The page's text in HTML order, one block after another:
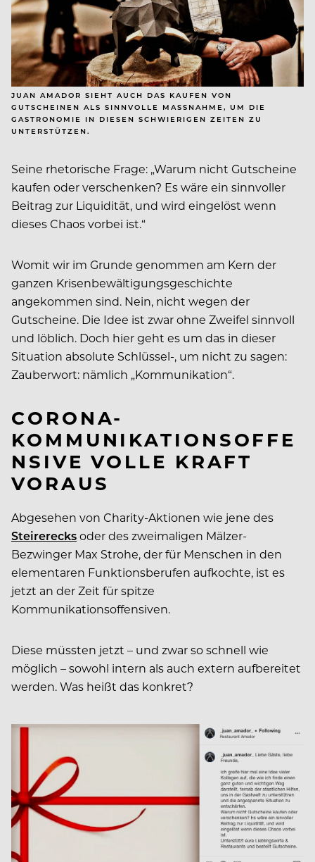
JUAN AMADOR SIEHT AUCH DAS KAUFEN VON
GUTSCHEINEN ALS SINNVOLLE MASSNAHME, UM DIE G
ASTRONOMIE IN DIESEN SCHWIERIGEN ZEITEN ZU U
NTERSTÜTZEN.
Seine rhetorische Frage: „Warum nicht Gutscheine
kaufen oder verschenken? Es wäre ein sinnvoller
Beitrag zur Liquidität, und wird eingelöst wenn
dieses Chaos vorbei ist.“
Womit wir im Grunde genommen am Kern der
ganzen Krisenbewältigungsgeschichte
angekommen sind. Nein, nicht wegen der
Gutscheine. Die Idee ist zwar ohne Zweifel sinnvoll
und löblich. Doch hier geht es um das in dieser
Situation absolute Schlüssel-, um nicht zu sagen:
Zauberwort: nämlich „Kommunikation“.
CORONA-
KOMMUNIKATIONSOFFE
NSIVE VOLLE KRAFT
VORAUS
Abgesehen von Charity-Aktionen wie jene des
Steirerecksoder des zweimaligen Mälzer-
Bezwinger Max Strohe, der für Menschen in den
elementaren Funktionsberufen aufkochte, ist es
jetzt an der Zeit für spitze
Kommunikationsoffensiven.
Diese müssten jetzt – und zwar so schnell wie
möglich – sowohl intern als auch extern aufbereitet
werden. Was heißt das konkret?